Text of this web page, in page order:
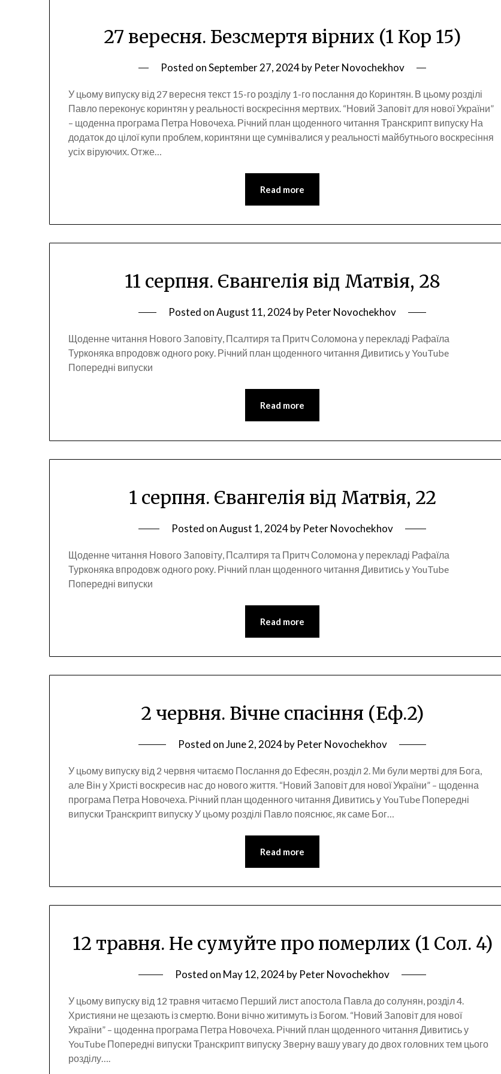
27 вересня. Безсмертя вірних (1 Кор 15)
Posted onSeptember 27, 2024by Peter Novochekhov
У цьому випуску від 27 вересня текст 15-го розділу 1-го послання до Коринтян. В цьому розділі
Павло переконує коринтян у реальності воскресіння мертвих. “Новий Заповіт для нової України”
– щоденна програма Петра Новочеха. Річний план щоденного читання Транскрипт випуску На
додаток до цілої купи проблем, коринтяни ще сумнівалися у реальності майбутнього воскресіння
усіх віруючих. Отже…
Read more
11 серпня. Євангелія від Матвія, 28
Posted onAugust 11, 2024by Peter Novochekhov
Щоденне читання Нового Заповіту, Псалтиря та Притч Соломона у перекладі Рафаїла
Турконяка впродовж одного року. Річний план щоденного читання Дивитись у YouTube
Попередні випуски
Read more
1 серпня. Євангелія від Матвія, 22
Posted onAugust 1, 2024by Peter Novochekhov
Щоденне читання Нового Заповіту, Псалтиря та Притч Соломона у перекладі Рафаїла
Турконяка впродовж одного року. Річний план щоденного читання Дивитись у YouTube
Попередні випуски
Read more
2 червня. Вічне спасіння (Еф.2)
Posted onJune 2, 2024by Peter Novochekhov
У цьому випуску від 2 червня читаємо Послання до Ефесян, розділ 2. Ми були мертві для Бога,
але Він у Христі воскресив нас до нового життя. “Новий Заповіт для нової України” – щоденна
програма Петра Новочеха. Річний план щоденного читання Дивитись у YouTube Попередні
випуски Транскрипт випуску У цьому розділі Павло пояснює, як саме Бог…
Read more
12 травня. Не сумуйте про померлих (1 Сол. 4)
Posted on May 12, 2024by Peter Novochekhov
У цьому випуску від 12 травня читаємо Перший лист апостола Павла до солунян, розділ 4.
Християни не щезають із смертю. Вони вічно житимуть із Богом. “Новий Заповіт для нової
України” – щоденна програма Петра Новочеха. Річний план щоденного читання Дивитись у
YouTube Попередні випуски Транскрипт випуску Зверну вашу увагу до двох головних тем цього
розділу….